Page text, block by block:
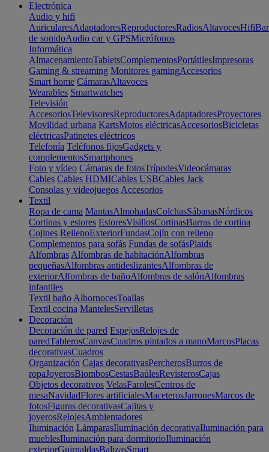
Electrónica
Audio y hifi
AuricularesAdaptadoresReproductoresRadiosAltavocesHifi
de sonidoAudio car y GPSMicrófonos
Informática
AlmacenamientoTabletsComplementosPortátilesImpresoras
Gaming & streaming Monitores gamingAccesorios
Smart home CámarasAltavoces
Wearables Smartwatches
Televisión
AccesoriosTelevisoresReproductoresAdaptadoresProyectores
Movilidad urbana KartsMotos eléctricasAccesoriosBicicletas
eléctricasPatinetes eléctricos
Telefonía Teléfonos fijosGadgets y
complementosSmartphones
Foto y vídeo Cámaras de fotosTrípodesVideocámaras
Cables Cables HDMICables USBCables Jack
Consolas y videojuegos Accesorios
Textil
Ropa de cama MantasAlmohadasColchasSábanasNórdicos
Cortinas y estores EstoresVisillosCortinasBarras de cortina
Cojines RellenoExteriorFundasCojín con relleno
Complementos para sofás Fundas de sofásPlaids
Alfombras Alfombras de habitaciónAlfombras
pequeñasAlfombras antideslizantesAlfombras de
exteriorAlfombras de bañoAlfombras de salónAlfombras
infantiles
Textil baño AlbornocesToallas
Textil cocina MantelesServilletas
Decoración
Decoración de pared EspejosRelojes de
paredTablerosCanvasCuadros pintados a manoMarcosPlacas
decorativasCuadros
Organización Cajas decorativasPercherosBurros de
ropaJoyerosBiombosCestasBaúlesRevisterosCajas
Objetos decorativos VelasFarolesCentros de
mesaNavidadFlores artificialesMaceterosJarronesMarcos de
fotosFiguras decorativasCajitas y
joyerosRelojesAmbientadores
Iluminación LámparasIluminación decorativaIluminación para
mueblesIluminación para dormitorioIluminación
exteriorGuirnaldasBalizasSmart